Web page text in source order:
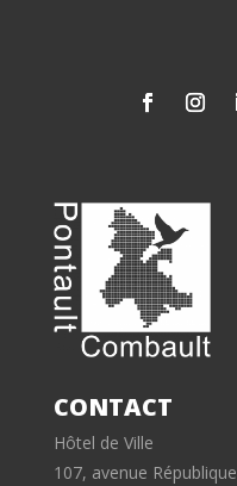
CONTACT
Hôtel de Ville
107, avenue République